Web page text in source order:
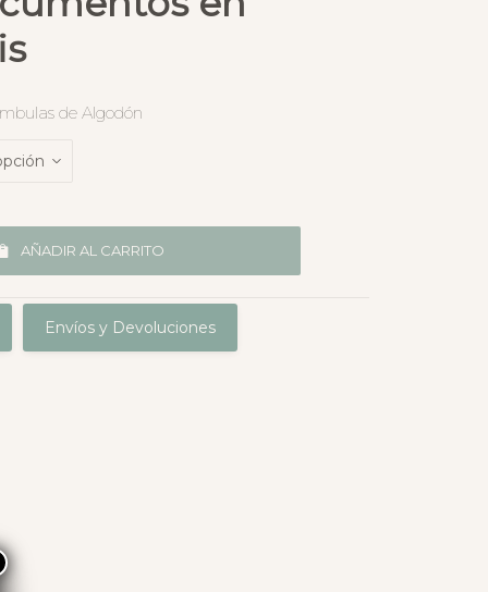
de Algodón
AÑADIR AL CARRITO
Envíos y Devoluciones